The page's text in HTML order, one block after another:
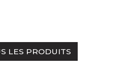
LES PRODUITS